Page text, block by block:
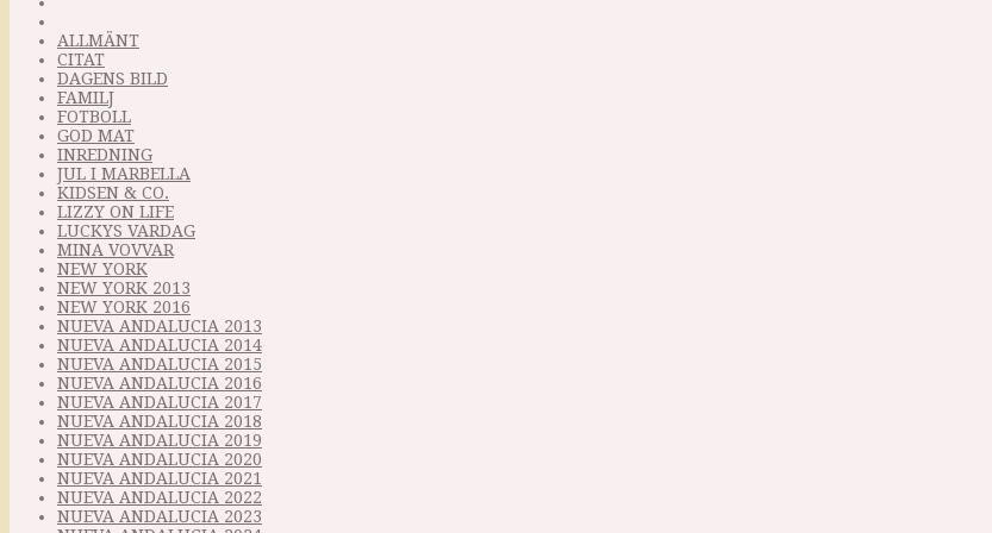
ALLMÄNT
CITAT
DAGENS BILD
FAMILJ
FOTBOLL
GOD MAT
INREDNING
JUL I MARBELLA
KIDSEN & CO.
LIZZY ON LIFE
LUCKYS VARDAG
MINA VOVVAR
NEW YORK
NEW YORK 2013
NEW YORK 2016
NUEVA ANDALUCIA 2013
NUEVA ANDALUCIA 2014
NUEVA ANDALUCIA 2015
NUEVA ANDALUCIA 2016
NUEVA ANDALUCIA 2017
NUEVA ANDALUCIA 2018
NUEVA ANDALUCIA 2019
NUEVA ANDALUCIA 2020
NUEVA ANDALUCIA 2021
NUEVA ANDALUCIA 2022
NUEVA ANDALUCIA 2023